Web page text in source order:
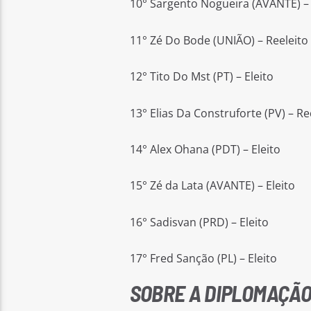
10° Sargento Nogueira (AVANTE)
11° Zé Do Bode (UNIÃO) – Reeleito
12° Tito Do Mst (PT) – Eleito
13° Elias Da Construforte (PV) –
14° Alex Ohana (PDT) – Eleito
15° Zé da Lata (AVANTE) – Eleito
16° Sadisvan (PRD) – Eleito
17° Fred Sanção (PL) – Eleito
SOBRE A DIPLOMAÇÃO